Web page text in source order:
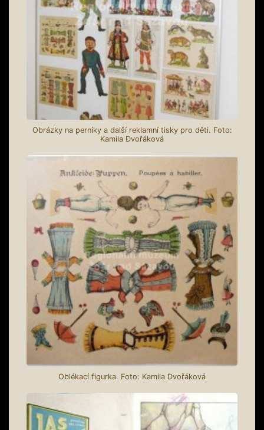
Obrázky na perníky a další reklamní tisky pro děti. Foto:
Kamila Dvořáková
Oblékací figurka. Foto: Kamila Dvořáková